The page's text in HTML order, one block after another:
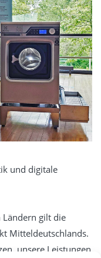
und digitale
gilt die
Mitteldeutschlands.
unsere Leistungen